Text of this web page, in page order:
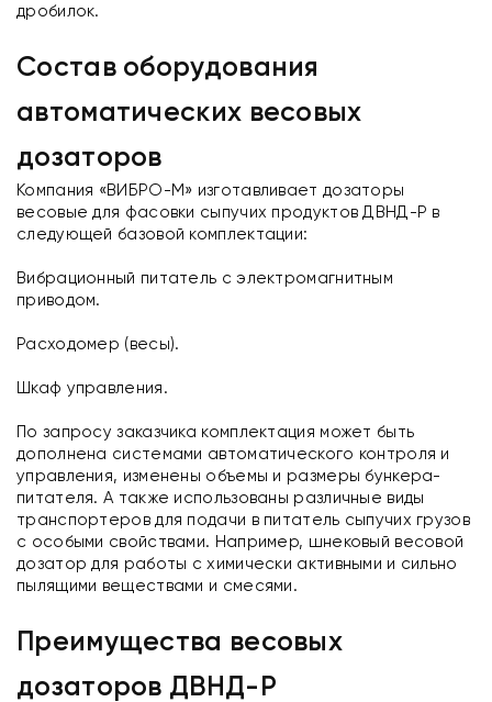
дробилок.
Состав оборудования
автоматических весовых
дозаторов
Компания «ВИБРО-М» изготавливает дозаторы
весовые для фасовки сыпучих продуктов ДВНД-Р в
следующей базовой комплектации:
Вибрационный питатель с электромагнитным
приводом.
Расходомер (весы).
Шкаф управления.
По запросу заказчика комплектация может быть
дополнена системами автоматического контроля и
управления, изменены объемы и размеры бункера-
питателя. А также использованы различные виды
транспортеров для подачи в питатель сыпучих грузов
с особыми свойствами. Например, шнековый весовой
дозатор для работы с химически активными и сильно
пылящими веществами и смесями.
Преимущества весовых
дозаторов ДВНД-Р